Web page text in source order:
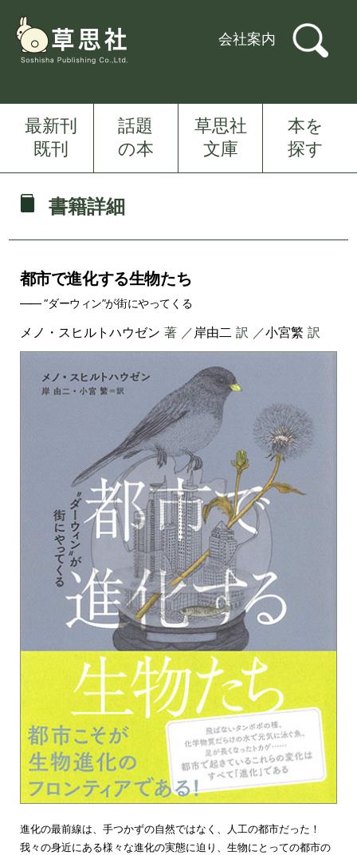
会社案内
最新刊
既刊
話題
の本
草思社
文庫
本を
探す
書籍詳細
都市で進化する生物たち
―― “ダーウィン”が街にやってくる
メノ・スヒルトハウゼン 著 ／ 岸由二訳 ／小宮繁 訳
進化の最前線は、手つかずの自然ではなく、人工の都市だった！
我々の身近にある様々な進化の実態に迫り、生物にとっての都市の